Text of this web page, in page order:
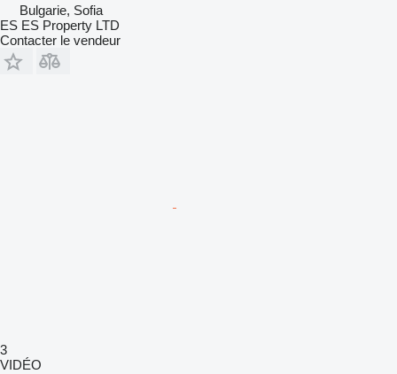
Bulgarie, Sofia
ES ES Property LTD
Contacter le vendeur
3
VIDÉO